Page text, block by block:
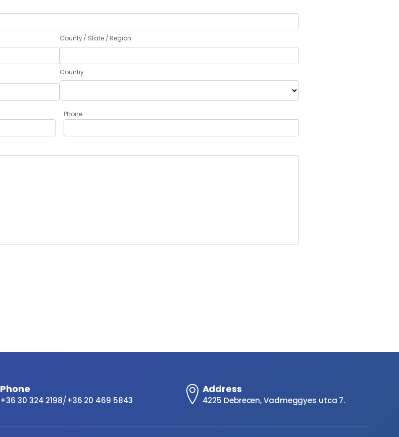
County / State / Region
Country
Phone
Phone
+36 30 324 2198/+36 20 469 5843
Address
4225 Debrecen, Vadmeggyes utca 7.